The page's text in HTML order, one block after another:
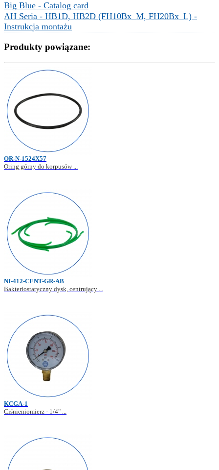
Big Blue - Catalog card
AH Seria - HB1D, HB2D (FH10Bx_M, FH20Bx_L) -
Instrukcja montażu
Produkty powiązane:
OR-N-1524X57
Oring górny do korpusów ...
NI-412-CENT-GR-AB
Bakteriostatyczny dysk, centrujący ...
KCGA-1
Ciśnieniomierz - 1/4" ...